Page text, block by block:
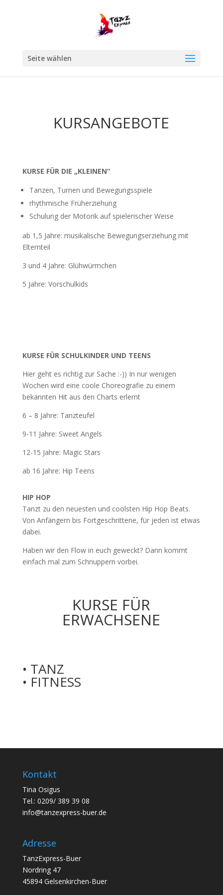
Seite wählen
KURSANGEBOTE
KURSE FÜR DIE „KLEINEN“
Tanzen, Turnen und Bewegungsspiele
rhythmische Früherziehung
Schulung der Motorik auf spielerischer Weise
ab 1,5 Jahre: musikalische Bewegungserziehung mit
Elternteil
3 und 4 Jahre: Glühwürmchen
5 Jahre: Vorschulkids
KURSE FÜR SCHULKINDER UND TEENS
Hier geht es richtig zur Sache :-)) In nur wenigen
Wochen wird eine coole Choreografie zu einem
bekannten Hit aus den Charts erlernt
6 – 8 Jahre: Tanzteufel
9-11 Jahre: Sweet Angels
12-15 Jahre: Magic Stars
ab 16 Jahre: Hip Teens
HIP HOP
Tanzt zu den neuesten und coolsten Hip Hop Beats.
Von Anfängern bis Fortgeschrittene, für jeden ist etwas
dabei.
Haben wir den Flow in euch geweckt? Dann kommt
einfach mal zum Schnuppern vorbei.
KURSE FÜR
ERWACHSENE
• TANZ
• FITNESS
Kontakt
Tina Osigus
Tel.: 0209/ 389 39 08
info@tanzexpress-buer.de
Adresse
TanzExpress-Buer
Nordring 47
45894 Gelsenkirchen-Buer